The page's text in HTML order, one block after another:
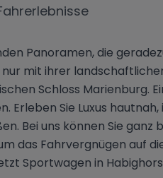
Panoramen, die
mit ihrer
Schloss Marienburg.
Sie Luxus hautnah,
Bei uns können Sie ganz
das Fahrvergnügen auf
Sportwagen in